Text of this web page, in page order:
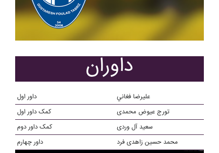
داوران
داور اول
عليرضا فغاني
کمک داور اول
تورج عیوض محمدی
کمک داور دوم
سعید آل وردی
داور چهارم
محمد حسین زاهدی فرد